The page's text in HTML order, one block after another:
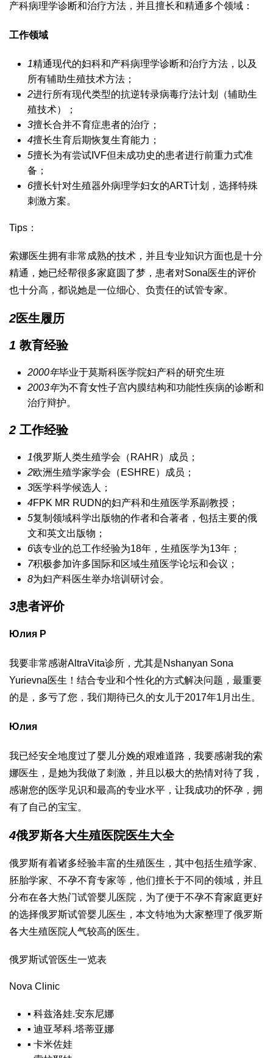
产科病理学诊断和治疗方法，并且擅长和精通多个领域：
工作领域
1精通现代的妇科和产科病理学诊断和治疗方法，以及
所有辅助生殖技术方法；
2进行所有现代类型的抗逆转录病毒疗法计划（辅助生
殖技术）；
3擅长合并不育症患者的治疗；
4擅长生育后期恢复生育能力；
5擅长为有尝试IVF但未成功史的患者进行前重力式准
备；
6擅长针对生殖器外病理学妇女的ART计划，选择特殊
刺激方案。
Tips：
索娜医生拥有非常成熟的技术，并且专业知识方面也是十分
精通，她已经帮很多家庭圆了梦，患者对Sona医生的评价
也十分高，都说她是一位细心、负责任的试管专家。
2医生履历
1 教育经验
2000年毕业于莫斯科医学院妇产科的研究生班
2003年为不育女性子宫内膜结构和功能性疾病的诊断和
治疗辩护。
2 工作经验
1俄罗斯人类生殖学会（RAHR）成员；
2欧洲生殖学家学会（ESHRE）成员；
3医学科学候选人；
4FPK MR RUDN的妇产科和生殖医学系副教授；
5复制领域科学出版物的作者和合著者，包括主要的俄
文和英文出版物；
6该专业的总工作经验为18年，生殖医学为13年；
7积极参加许多国际和区域生殖医学论坛和会议；
8为妇产科医生举办培训研讨会。
3患者评价
Юлия Р
我要非常感谢AltraVita诊所，尤其是Nshanyan Sona
Yurievna医生！结合专业和个性化的方式解决问题，最重要
的是，多亏了您，我们期待已久的女儿于2017年1月出生。
Юлия
我已经安全地度过了婴儿分娩的艰难道路，我要感谢我的索
娜医生，是她为我做了刺激，并且以极大的热情对待了我，
感谢您的医学见识和最高的专业水平，让我成功的怀孕，拥
有了自己的宝宝。
4俄罗斯各大生殖医院医生大全
俄罗斯有着诸多经验丰富的生殖医生，其中包括生殖学家、
胚胎学家、不孕不育专家等，他们擅长于不同的领域，并且
分布在各大热门试管婴儿医院，为了便于不孕不育家庭更好
的选择俄罗斯试管婴儿医生，本文特地为大家整理了俄罗斯
各大生殖医院人气较高的医生。
俄罗斯试管医生一览表
Nova Clinic
▪ 科兹洛娃.安东尼娜
▪ 迪亚琴科.塔蒂亚娜
▪ 卡米佐娃